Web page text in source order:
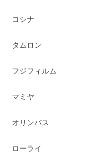
コシナ
タムロン
フジフィルム
マミヤ
オリンパス
ローライ